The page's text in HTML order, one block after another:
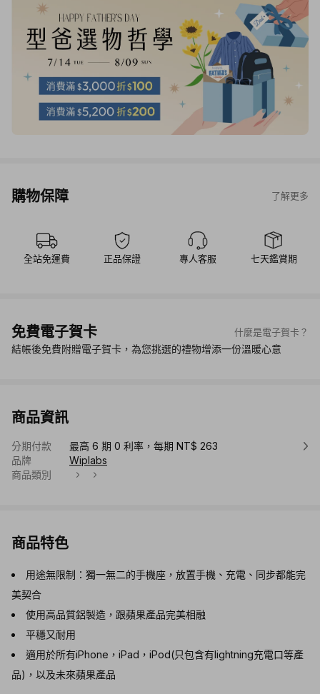
購物保障 了解更多
全站免運費 正品保證 專人客服 七天鑑賞期
免費電子賀卡 什麼是電子賀卡？
結帳後免費附贈電子賀卡，為您挑選的禮物增添一份溫暖心意
商品資訊
分期付款
最高 6 期 0 利率，每期 NT$ 263
品牌
Wiplabs
商品類別
商品特色
用途無限制：獨一無二的手機座，放置手機、充電、同步都能完
美契合
使用高品質鋁製造，跟蘋果產品完美相融
平穩又耐用
適用於所有iPhone，iPad，iPod(只包含有lightning充電口等產
品)，以及未來蘋果產品